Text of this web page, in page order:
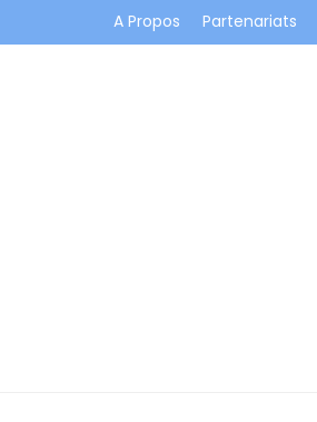
A Propos Partenariats